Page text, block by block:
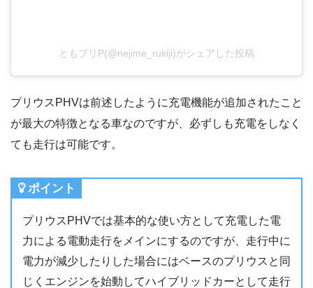
ともプリP(@nejime_rukiji)がシェアした投稿
プリウスPHVは前述したように充電機能が追加されたこと
が最大の特徴となる車なのですが、必ずしも充電をしなく
ても走行は可能です。
ポイント
プリウスPHVでは基本的な使い方として充電した電
力による電動走行をメインにするのですが、走行中に
電力が減少したりした場合にはベースのプリウスと同
じくエンジンを始動してハイブリッドカーとして走行